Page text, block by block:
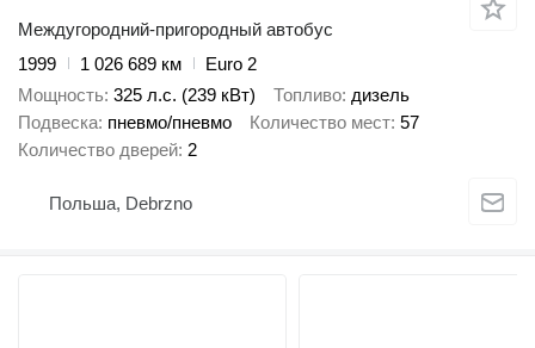
Междугородний-пригородный автобус
1999
1 026 689 км
Euro 2
Мощность 325 л.с. (239 кВт) Топливо дизель
Подвеска пневмо/пневмо Количество мест 57
Количество дверей 2
Польша, Debrzno